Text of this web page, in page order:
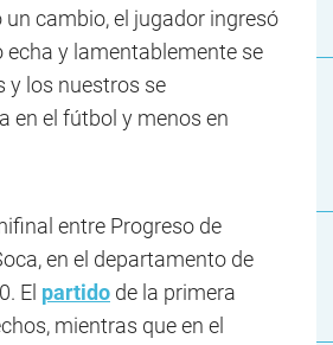
cambio, el jugador ingresó
echa y lamentablemente se
y los nuestros se
en el fútbol y menos en
entre Progreso de
en el departamento de
El partido de la primera
mientras que en el